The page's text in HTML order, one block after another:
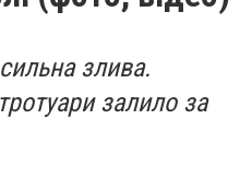
злива.
залило за